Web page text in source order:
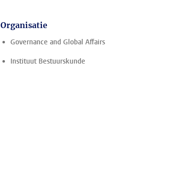
Organisatie
Governance and Global Affairs
Instituut Bestuurskunde